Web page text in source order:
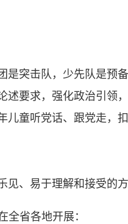
突击队，少先队是预
要求，强化政治引领
童听党话、跟党走，扣
、易于理解和接受的方
省各地开展：